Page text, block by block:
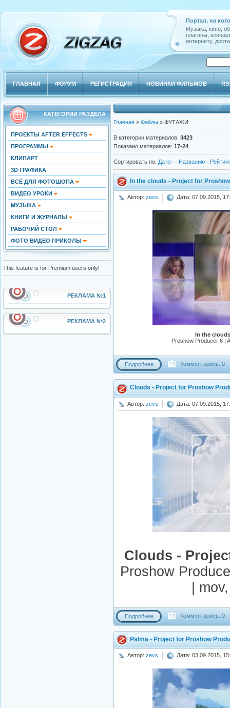
Портал, на
Музыка, кино,
плагины,
интернету,
ГЛАВНАЯ ФОРУМ РЕГИСТРАЦИЯ НОВИНКИ ФИЛЬМОВ
КАТЕГОРИИ РАЗДЕЛА
ПРОЕКТЫ AFTER EFFECTS
ПРОГРАММЫ
КЛИПАРТ
3D ГРАФИКА
ВСЁ ДЛЯ ФОТОШОПА
ВИДЕО УРОКИ
МУЗЫКА
КНИГИ И ЖУРНАЛЫ
РАБОЧИЙ СТОЛ
ФОТО ВИДЕО ПРИКОЛЫ
This feature is for Premium users only!
РЕКЛАМА №1
РЕКЛАМА №2
Главная » Файлы » ФУТАЖИ
В категории материалов: 3423
Показано материалов: 17-24
Сортировать по: Дате · Названию ·
In the clouds - Project for
Автор: zevs Дата: 07.09.2015,
In the
Proshow Producer 6 |
Подробнее Комментариев: 0
Clouds - Project for Proshow
Автор: zevs Дата: 07.09.2015,
Clouds -
Proshow
|
Подробнее Комментариев: 0
Palma - Project for Proshow
Автор: zevs Дата: 03.09.2015,